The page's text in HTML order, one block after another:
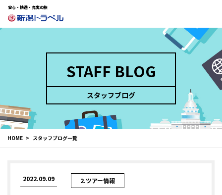
安心・快適・充実の旅
STAFF BLOG
スタッフブログ
HOME スタッフブログ一覧
2022.09.09 2.ツアー情報